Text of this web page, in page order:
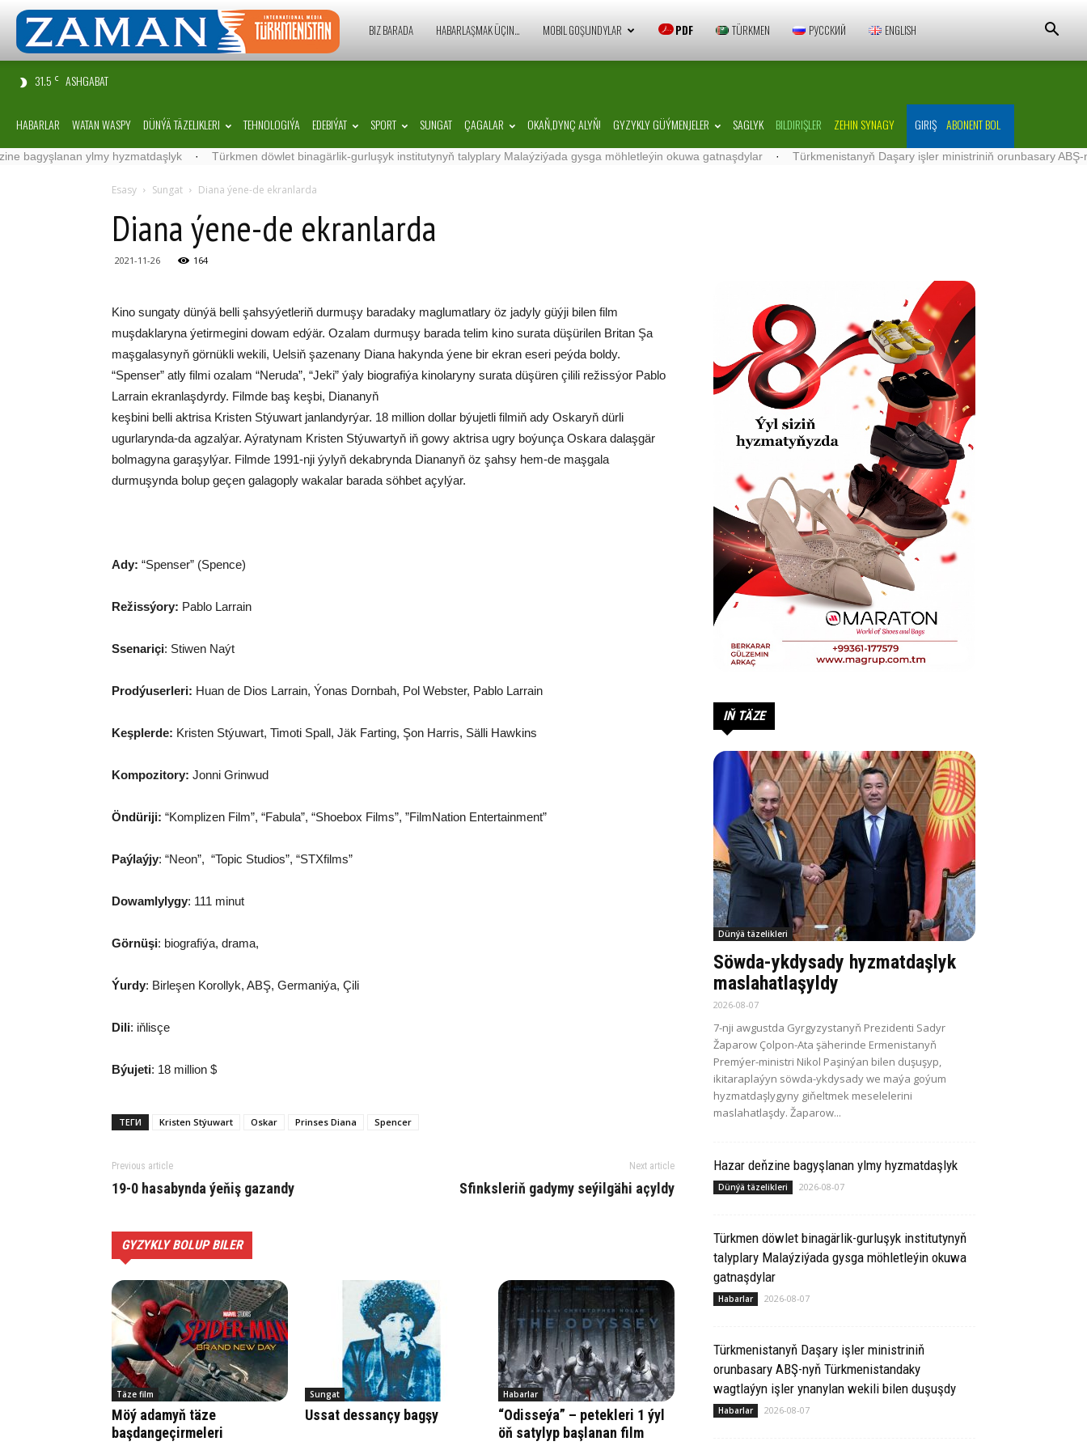
Zaman
BIZ BARADA HABARLAŞMAK ÜÇIN… MOBIL GOŞUNDYLAR PDF TÜRKMEN РУССКИЙ ENGLISH
31.5 C ASHGABAT
HABARLAR WATAN WASPY DÜNÝÄ TÄZELIKLERI TEHNOLOGIÝA EDEBIÝAT SPORT SUNGAT ÇAGALAR OKAŇ,DYNÇ ALYŇ! GYZYKLY GÜÝMENJELER SAGLYK BILDIRIŞLER ZEHIN SYNAGY GIRIŞ ABONENT BOL
ylmy hyzmatdaşlyk · Türkmen döwlet binagärlik-gurluşyk institutynyň talyplary Malaýziýada gysga möhletleýin okuwa gatnaşdylar · Türkmenistanyň Daşary işler ministriniň orunbasary ABŞ-nyň
Esasy Sungat Diana ýene-de ekranlarda
Diana ýene-de ekranlarda
2021-11-26 164
Kino sungaty dünýä belli şahsyýetleriň durmuşy baradaky maglumatlary öz jadyly güýji bilen film
muşdaklaryna ýetirmegini dowam edýär. Ozalam durmuşy barada telim kino surata düşürilen Britan Şa
maşgalasynyň görnükli wekili, Uelsiň şazenany Diana hakynda ýene bir ekran eseri peýda boldy.
“Spenser” atly filmi ozalam “Neruda”, “Jeki” ýaly biografiýa kinolaryny surata düşüren çilili režissýor Pablo
Larrain ekranlaşdyrdy. Filmde baş keşbi, Diananyň
keşbini belli aktrisa Kristen Stýuwart janlandyrýar. 18 million dollar býujetli filmiň ady Oskaryň dürli
ugurlarynda-da agzalýar. Aýratynam Kristen Stýuwartyň iň gowy aktrisa ugry boýunça Oskara dalaşgär
bolmagyna garaşylýar. Filmde 1991-nji ýylyň dekabrynda Diananyň öz şahsy hem-de maşgala
durmuşynda bolup geçen galagoply wakalar barada söhbet açylýar.
Ady: “Spenser” (Spence)
Režissýory: Pablo Larrain
Ssenariçi: Stiwen Naýt
Prodýuserleri: Huan de Dios Larrain, Ýonas Dornbah, Pol Webster, Pablo Larrain
Keşplerde: Kristen Stýuwart, Timoti Spall, Jäk Farting, Şon Harris, Sälli Hawkins
Kompozitory: Jonni Grinwud
Öndüriji: “Komplizen Film”, “Fabula”, “Shoebox Films”, ”FilmNation Entertainment”
Paýlaýjy: “Neon”, “Topic Studios”, “STXfilms”
Dowamlylygy: 111 minut
Görnüşi: biografiýa, drama,
Ýurdy: Birleşen Korollyk, ABŞ, Germaniýa, Çili
Dili: iňlisçe
Býujeti: 18 million $
ТЕГИ Kristen Stýuwart Oskar Prinses Diana Spencer
Previous article
19-0 hasabynda ýeňiş gazandy
Next article
Sfinksleriň gadymy seýilgähi açyldy
GYZYKLY BOLUP BILER
Täze film
Möý adamyň täze
başdangeçirmeleri
Sungat
Ussat des­san­çy bag­şy
Habarlar
“Odisseýa” – petekleri 1 ýyl
öň satylyp başlanan film
IŇ TÄZE
Dünýä täzelikleri
Söwda-ykdysady hyzmatdaşlyk
maslahatlaşyldy
2026-08-07
7-nji awgustda Gyrgyzystanyň Prezidenti Sadyr
Žaparow Çolpon-Ata şäherinde Ermenistanyň
Premýer-ministri Nikol Paşinýan bilen duşuşyp,
ikitaraplaýyn söwda-ykdysady we maýa goýum
hyzmatdaşlygyny giňeltmek meselelerini
maslahatlaşdy. Žaparow...
Hazar deňzine bagyşlanan ylmy hyzmatdaşlyk
Dünýä täzelikleri 2026-08-07
Türkmen döwlet binagärlik-gurluşyk institutynyň
talyplary Malaýziýada gysga möhletleýin okuwa
gatnaşdylar
Habarlar 2026-08-07
Türkmenistanyň Daşary işler ministriniň
orunbasary ABŞ-nyň Türkmenistandaky
wagtlaýyn işler ynanylan wekili bilen duşuşdy
Habarlar 2026-08-07